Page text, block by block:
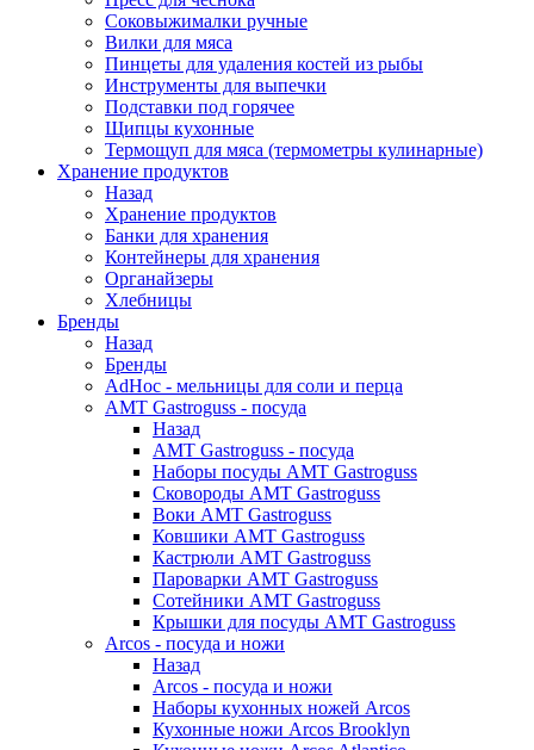
Соковыжималки ручные
Вилки для мяса
Пинцеты для удаления костей из рыбы
Инструменты для выпечки
Подставки под горячее
Щипцы кухонные
Термощуп для мяса (термометры кулинарные)
Хранение продуктов
Назад
Хранение продуктов
Банки для хранения
Контейнеры для хранения
Органайзеры
Хлебницы
Бренды
Назад
Бренды
AdHoc - мельницы для соли и перца
AMT Gastroguss - посуда
Назад
AMT Gastroguss - посуда
Наборы посуды AMT Gastroguss
Сковороды AMT Gastroguss
Воки AMT Gastroguss
Ковшики AMT Gastroguss
Кастрюли AMT Gastroguss
Пароварки AMT Gastroguss
Сотейники AMT Gastroguss
Крышки для посуды AMT Gastroguss
Arcos - посуда и ножи
Назад
Arcos - посуда и ножи
Наборы кухонных ножей Arcos
Кухонные ножи Arcos Brooklyn